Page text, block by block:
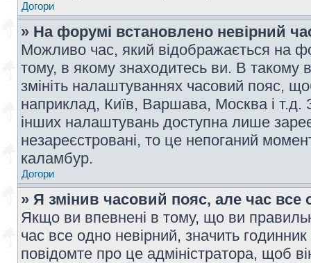
Догори
» На форумі встановлено невірний
Можливо час, який відображається на
тому, в якому знаходитесь ви. В такому
змініть налаштуваннях часовий пояс,
наприклад, Київ, Варшава, Москва і т.д.
інших налаштувань доступна лише
незареєстровані, то це непоганий
каламбур.
Догори
» Я змінив часовий пояс, але час все
Якщо ви впевнені в тому, що ви
час все одно невірний, значить
повідомте про це адміністратора, щоб